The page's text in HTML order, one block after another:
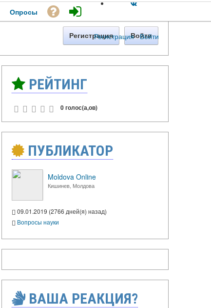
Регистрация · Войти
Опросы
Регистрация Войти
РЕЙТИНГ
0 голос(а,ов)
ПУБЛИКАТОР
Moldova Online
Кишинев, Молдова
09.01.2019 (2766 дней(я) назад)
Вопросы науки
ВАША РЕАКЦИЯ?